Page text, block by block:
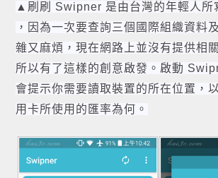
▲刷刷 Swipner 是由台灣的年輕人所
，因為一次要查詢三個國際組織資料
雜又麻煩，現在網路上並沒有提供相
所以有了這樣的創意啟發。啟動
會提示你需要讀取裝置的所在位置，
用卡所使用的匯率為何。